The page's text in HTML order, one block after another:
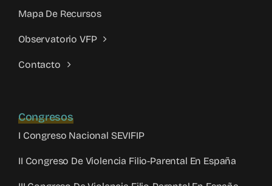
Mapa De Recursos
Observatorio VFP
Contacto
Congresos
I Congreso Nacional SEVIFIP
II Congreso De Violencia Filio-Parental En España